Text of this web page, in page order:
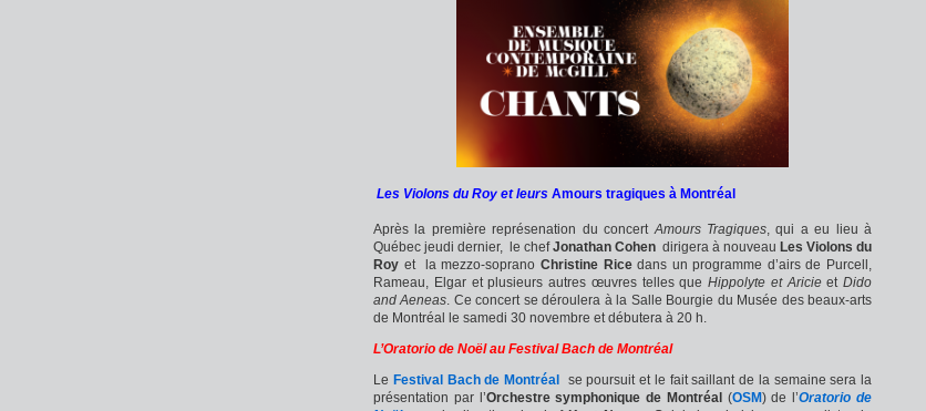
Les Violons du Roy et leurs Amours tragiques à Montréal
Après la première représenation du concertAmours Tragiques, qui a eu lieu à
Québec jeudi dernier, le chefJonathan Cohen dirigera à nouveau Les Violons du
Roy et la mezzo-soprano Christine Ricedans un programme d’airs de Purcell,
Rameau, Elgar et plusieurs autres œuvres telles que Hippolyte et Aricieet Dido
and Aeneas. Ce concert se déroulera à la Salle Bourgie du Musée des beaux-arts
de Montréal le samedi 30 novembre et débutera à 20 h.
L’Oratorio de Noël au Festival Bach de Montréal
Le Festival Bach de Montréal
se poursuit et le fait saillant de la semaine sera la
présentation par l’Orchestre symphonique de Montréal (OSM) de l’Oratorio de